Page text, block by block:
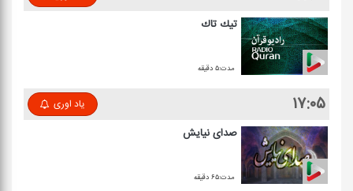
تیك تاك
مدت:۵ دقیقه
۱۷:۰۵ یاد اوری
صدای نیایش
مدت:۶۵ دقیقه